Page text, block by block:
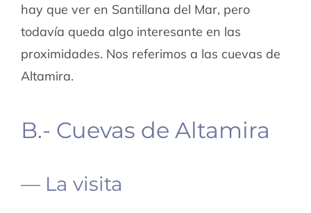
hay que ver en Santillana del Mar, pero
todavía queda algo interesante en las
proximidades. Nos referimos a las cuevas de
Altamira.
B.- Cuevas de Altamira
— La visita